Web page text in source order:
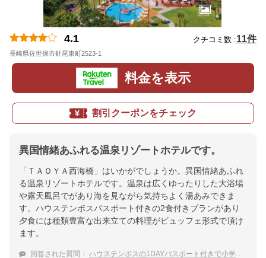
4.1 クチコミ数 :11件
長崎県佐世保市針尾東町2523-1
料金を表示
割引クーポンをチェック
異国情緒あふれる温泉リゾートホテルです。
「ＴＡＯＹＡ西海橋」はいかがでしょうか。異国情緒あふれ
る温泉リゾートホテルです。温泉は広くゆったりした大浴場
や露天風呂でがあり海を見ながら気持ちよく湯あみできま
す。ハウステンボスパスポート付きの2食付きプランがあり
夕食には種類豊富な出来立ての料理がビュッフェ形式で頂け
ます。
回答された質問： ハウステンボスの1DAYパスポート付きで小学生子連れにおすすめの温泉宿は？